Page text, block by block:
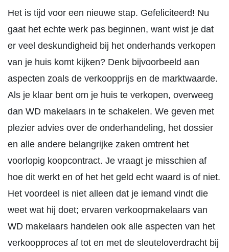
Het is tijd voor een nieuwe stap. Gefeliciteerd! Nu
gaat het echte werk pas beginnen, want wist je dat
er veel deskundigheid bij het onderhands verkopen
van je huis komt kijken? Denk bijvoorbeeld aan
aspecten zoals de verkoopprijs en de marktwaarde.
Als je klaar bent om je huis te verkopen, overweeg
dan WD makelaars in te schakelen. We geven met
plezier advies over de onderhandeling, het dossier
en alle andere belangrijke zaken omtrent het
voorlopig koopcontract. Je vraagt je misschien af
hoe dit werkt en of het het geld echt waard is of niet.
Het voordeel is niet alleen dat je iemand vindt die
weet wat hij doet; ervaren verkoopmakelaars van
WD makelaars handelen ook alle aspecten van het
verkoopproces af tot en met de sleuteloverdracht bij